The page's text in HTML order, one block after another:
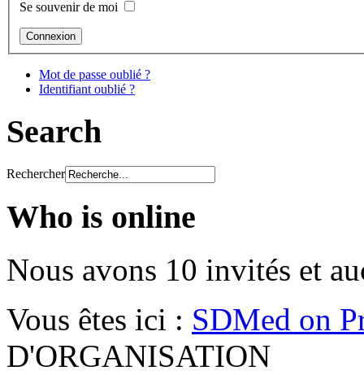
Se souvenir de moi
Mot de passe oublié ?
Identifiant oublié ?
Search
Rechercher
Who is online
Nous avons 10 invités et
Vous êtes ici : SDMed on
D'ORGANISATION